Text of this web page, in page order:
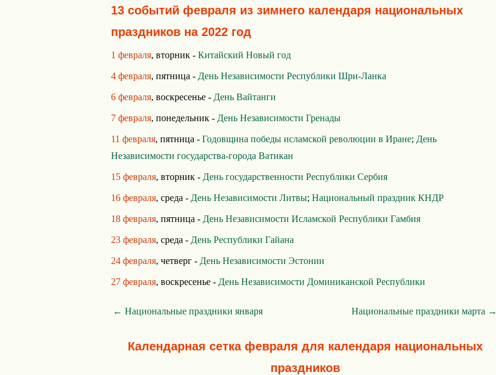
13 событий февраля из зимнего календаря национальных
праздников на 2022 год
1 февраля, вторник - Китайский Новый год
4 февраля, пятница - День Независимости Республики Шри-Ланка
6 февраля, воскресенье - День Вайтанги
7 февраля, понедельник - День Независимости Гренады
11 февраля, пятница - Годовщина победы исламской революции в Иране; День
Независимости государства-города Ватикан
15 февраля, вторник - День государственности Республики Сербия
16 февраля, среда - День Независимости Литвы; Национальный праздник КНДР
18 февраля, пятница - День Независимости Исламской Республики Гамбия
23 февраля, среда - День Республики Гайана
24 февраля, четверг - День Независимости Эстонии
27 февраля, воскресенье - День Независимости Доминиканской Республики
← Национальные праздники января Национальные праздники марта →
Календарная сетка февраля для календаря национальных
праздников